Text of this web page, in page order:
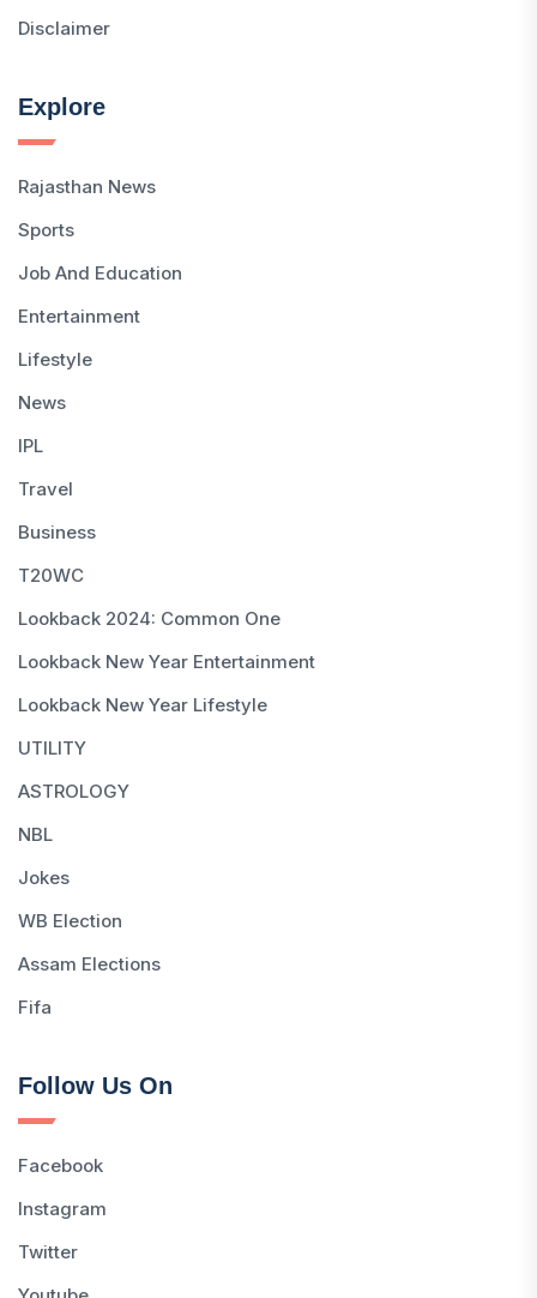
Disclaimer
Explore
Rajasthan News
Sports
Job And Education
Entertainment
Lifestyle
News
IPL
Travel
Business
T20WC
Lookback 2024: Common One
Lookback New Year Entertainment
Lookback New Year Lifestyle
UTILITY
ASTROLOGY
NBL
Jokes
WB Election
Assam Elections
Fifa
Follow Us On
Facebook
Instagram
Twitter